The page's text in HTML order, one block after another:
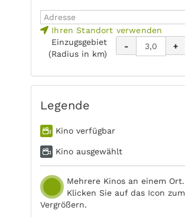
Ihren Standort verwenden
Einzugsgebiet
(Radius in km)
- +
Legende
Kino verfügbar
Kino ausgewählt
Mehrere Kinos an einem Ort.
Klicken Sie auf das Icon zum
Vergrößern.